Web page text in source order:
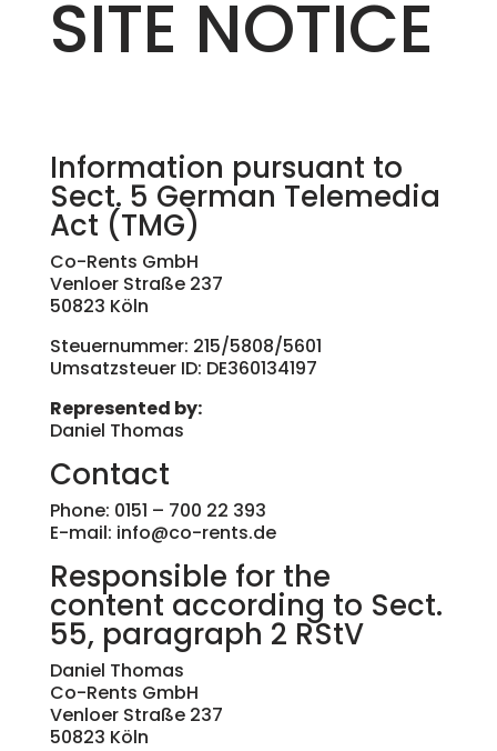
SITE NOTICE
Information pursuant to
Sect. 5 German Telemedia
Act (TMG)
Co-Rents GmbH
Venloer Straße 237
50823 Köln
Steuernummer: 215/5808/5601
Umsatzsteuer ID: DE360134197
Represented by:
Daniel Thomas
Contact
Phone: 0151 – 700 22 393
E-mail: info@co-rents.de
Responsible for the
content according to Sect.
55, paragraph 2 RStV
Daniel Thomas
Co-Rents GmbH
Venloer Straße 237
50823 Köln